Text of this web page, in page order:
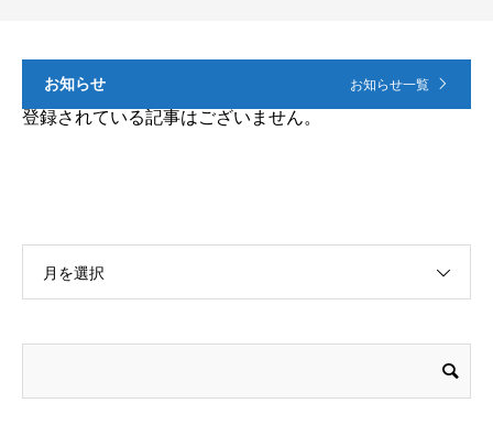
お知らせ お知らせ一覧
登録されている記事はございません。
月を選択